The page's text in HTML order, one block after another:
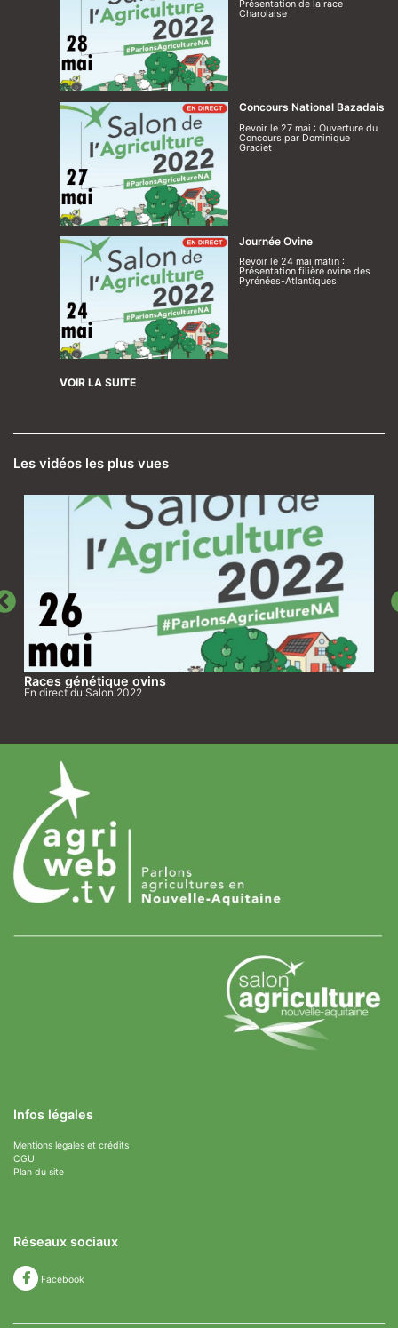
Présentation de la race
Charolaise
Concours National Bazadais
Revoir le 27 mai : Ouverture du
Concours par Dominique
Graciet
Journée Ovine
Revoir le 24 mai matin :
Présentation filière ovine des
Pyrénées-Atlantiques
VOIR LA SUITE
Les vidéos les plus vues
Races génétique ovins
En direct du Salon 2022
Infos légales
Mentions légales et crédits
CGU
Plan du site
Réseaux sociaux
Facebook